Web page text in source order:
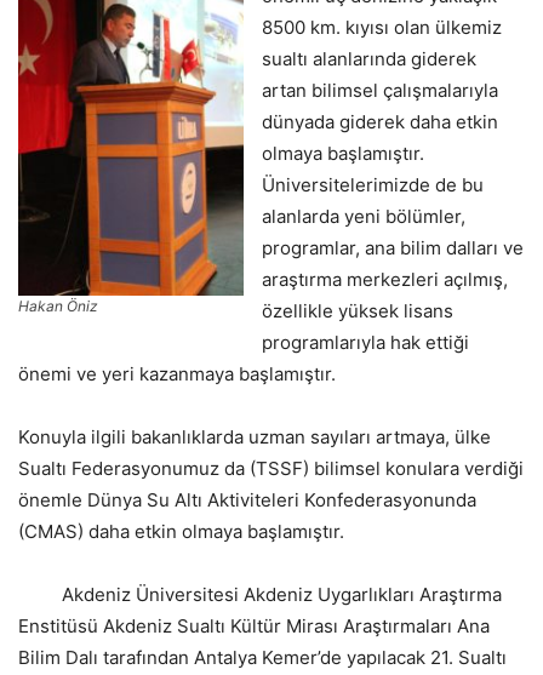
Hakan Öniz
8500 km. kıyısı olan ülkemiz
sualtı alanlarında giderek
artan bilimsel çalışmalarıyla
dünyada giderek daha etkin
olmaya başlamıştır.
Üniversitelerimizde de bu
alanlarda yeni bölümler,
programlar, ana bilim dalları ve
araştırma merkezleri açılmış,
özellikle yüksek lisans
programlarıyla hak ettiği
önemi ve yeri kazanmaya başlamıştır.
Konuyla ilgili bakanlıklarda uzman sayıları artmaya, ülke
Sualtı Federasyonumuz da (TSSF) bilimsel konulara verdiği
önemle Dünya Su Altı Aktiviteleri Konfederasyonunda
(CMAS) daha etkin olmaya başlamıştır.
Akdeniz Üniversitesi Akdeniz Uygarlıkları Araştırma
Enstitüsü Akdeniz Sualtı Kültür Mirası Araştırmaları Ana
Bilim Dalı tarafından Antalya Kemer’de yapılacak 21. Sualtı